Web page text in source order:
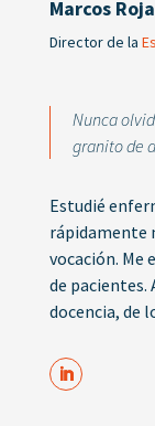
Marcos
Director de la
Nunca
granito de
Estudié
rápidamente
vocación. Me
de pacientes.
docencia, de